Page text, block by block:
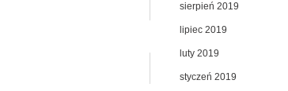
sierpień 2019
lipiec 2019
luty 2019
styczeń 2019